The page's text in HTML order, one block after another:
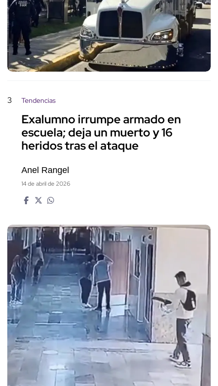
3 Tendencias
Exalumno irrumpe armado en
escuela; deja un muerto y 16
heridos tras el ataque
Anel Rangel
14 de abril de 2026